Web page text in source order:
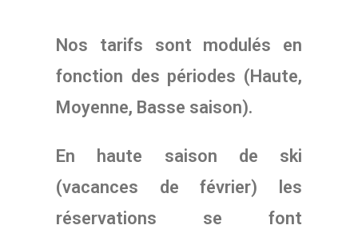
Nos tarifs sont modulés en
fonction des périodes (Haute,
Moyenne, Basse saison).
En haute saison de ski
(vacances de février) les
réservations se font